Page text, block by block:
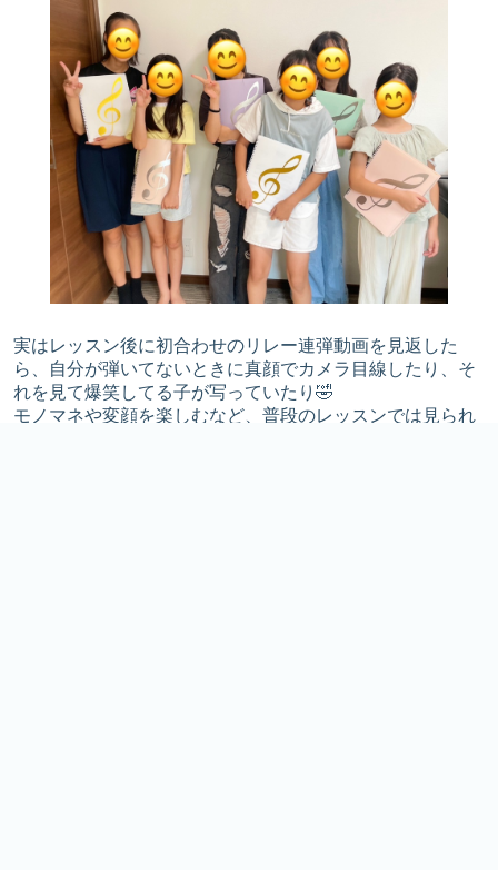
実はレッスン後に初合わせのリレー連弾動画を見返した
ら、自分が弾いてないときに真顔でカメラ目線したり、そ
れを見て爆笑してる子が写っていたり🤣
モノマネや変顔を楽しむなど、普段のレッスンでは見られ